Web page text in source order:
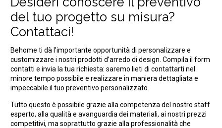
del tuo progetto su misura?
Contattaci!
Behome ti dà l’importante opportunità di personalizzare e
customizzare i nostri prodotti d’arredo di design. Compila il form
contatti e invia la tua richiesta: saremo lieti di contattarti nel
minore tempo possibile e realizzare in maniera dettagliata e
impeccabile il tuo preventivo personalizzato.
Tutto questo è possibile grazie alla competenza del nostro staff
esperto, alla qualità e avanguardia dei materiali, ai nostri prezzi
competitivi, ma soprattutto grazie alla professionalità che